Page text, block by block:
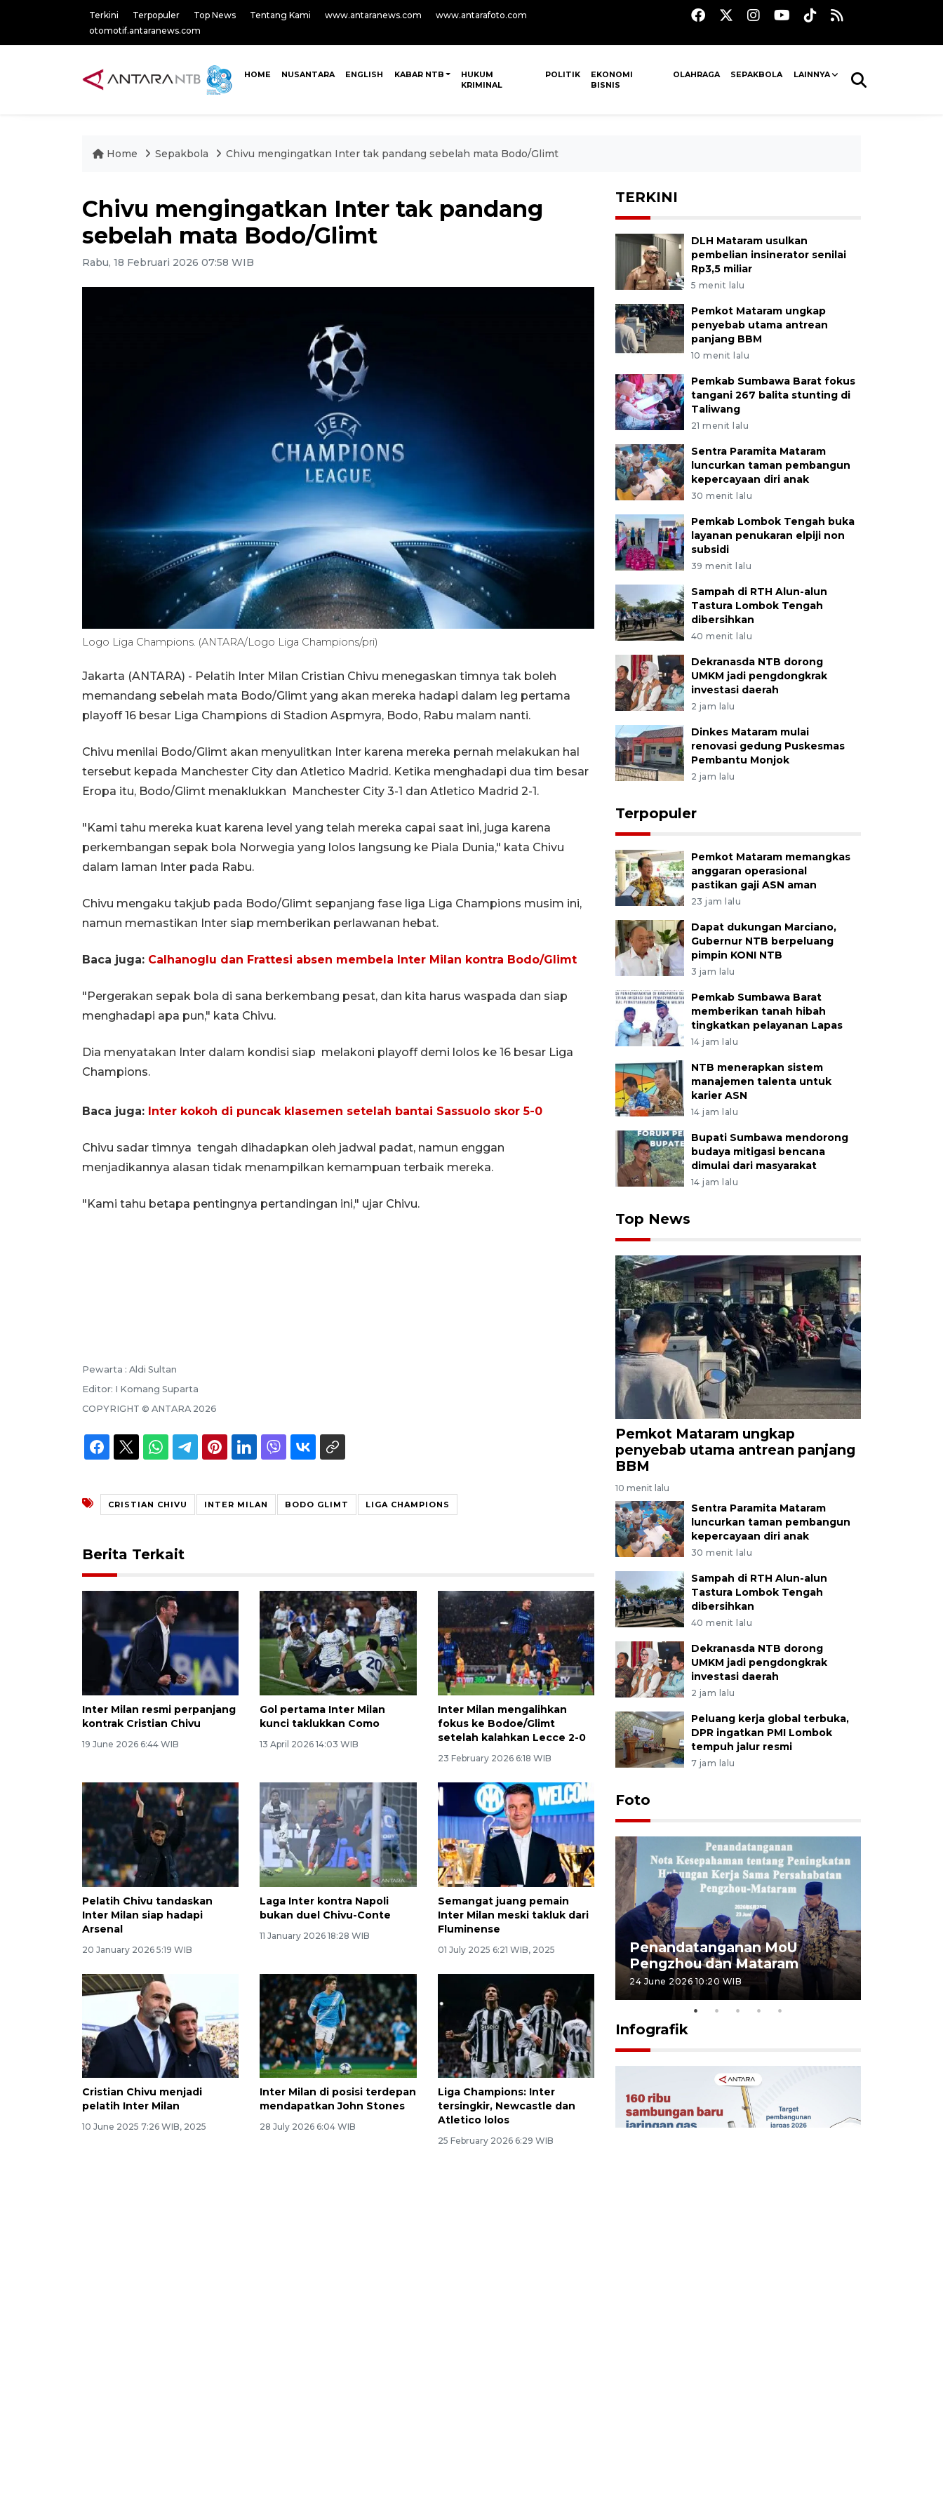
Terkini Terpopuler Top News Tentang Kami www.antaranews.com
www.antarafoto.com
otomotif.antaranews.com
HOME NUSANTARA ENGLISH KABAR NTB
HUKUM
KRIMINAL
POLITIK
EKONOMI
BISNIS
OLAHRAGA SEPAKBOLA LAINNYA
Home Sepakbola Chivu mengingatkan Inter tak pandang sebelah mata Bodo/Glimt
Chivu mengingatkan Inter tak pandang
sebelah mata Bodo/Glimt
Rabu, 18 Februari 2026 07:58 WIB
Logo Liga Champions. (ANTARA/Logo Liga Champions/pri)
Jakarta (ANTARA) - Pelatih Inter Milan Cristian Chivu menegaskan timnya tak boleh
memandang sebelah mata Bodo/Glimt yang akan mereka hadapi dalam leg pertama
playoff 16 besar Liga Champions di Stadion Aspmyra, Bodo, Rabu malam nanti.
Chivu menilai Bodo/Glimt akan menyulitkan Inter karena mereka pernah melakukan hal
tersebut kepada Manchester City dan Atletico Madrid. Ketika menghadapi dua tim besar
Eropa itu, Bodo/Glimt menaklukkan Manchester City 3-1 dan Atletico Madrid 2-1.
"Kami tahu mereka kuat karena level yang telah mereka capai saat ini, juga karena
perkembangan sepak bola Norwegia yang lolos langsung ke Piala Dunia," kata Chivu
dalam laman Inter pada Rabu.
Chivu mengaku takjub pada Bodo/Glimt sepanjang fase liga Liga Champions musim ini,
namun memastikan Inter siap memberikan perlawanan hebat.
Baca juga: Calhanoglu dan Frattesi absen membela Inter Milan kontra Bodo/Glimt
"Pergerakan sepak bola di sana berkembang pesat, dan kita harus waspada dan siap
menghadapi apa pun," kata Chivu.
Dia menyatakan Inter dalam kondisi siap melakoni playoff demi lolos ke 16 besar Liga
Champions.
Baca juga: Inter kokoh di puncak klasemen setelah bantai Sassuolo skor 5-0
Chivu sadar timnya tengah dihadapkan oleh jadwal padat, namun enggan
menjadikannya alasan tidak menampilkan kemampuan terbaik mereka.
"Kami tahu betapa pentingnya pertandingan ini," ujar Chivu.
Pewarta : Aldi Sultan
Editor: I Komang Suparta
COPYRIGHT © ANTARA 2026
CRISTIAN CHIVU INTER MILAN BODO GLIMT LIGA CHAMPIONS
Berita Terkait
Inter Milan resmi perpanjang
kontrak Cristian Chivu
19 June 2026 6:44 WIB
Gol pertama Inter Milan
kunci taklukkan Como
13 April 2026 14:03 WIB
Inter Milan mengalihkan
fokus ke Bodoe/Glimt
setelah kalahkan Lecce 2-0
23 February 2026 6:18 WIB
Pelatih Chivu tandaskan
Inter Milan siap hadapi
Arsenal
20 January 2026 5:19 WIB
Laga Inter kontra Napoli
bukan duel Chivu-Conte
11 January 2026 18:28 WIB
Semangat juang pemain
Inter Milan meski takluk dari
Fluminense
01 July 2025 6:21 WIB, 2025
Cristian Chivu menjadi
pelatih Inter Milan
10 June 2025 7:26 WIB, 2025
Inter Milan di posisi terdepan
mendapatkan John Stones
28 July 2026 6:04 WIB
Liga Champions: Inter
tersingkir, Newcastle dan
Atletico lolos
25 February 2026 6:29 WIB
TERKINI
DLH Mataram usulkan
pembelian insinerator senilai
Rp3,5 miliar
5 menit lalu
Pemkot Mataram ungkap
penyebab utama antrean
panjang BBM
10 menit lalu
Pemkab Sumbawa Barat fokus
tangani 267 balita stunting di
Taliwang
21 menit lalu
Sentra Paramita Mataram
luncurkan taman pembangun
kepercayaan diri anak
30 menit lalu
Pemkab Lombok Tengah buka
layanan penukaran elpiji non
subsidi
39 menit lalu
Sampah di RTH Alun-alun
Tastura Lombok Tengah
dibersihkan
40 menit lalu
Dekranasda NTB dorong
UMKM jadi pengdongkrak
investasi daerah
2 jam lalu
Dinkes Mataram mulai
renovasi gedung Puskesmas
Pembantu Monjok
2 jam lalu
Terpopuler
Pemkot Mataram memangkas
anggaran operasional
pastikan gaji ASN aman
23 jam lalu
Dapat dukungan Marciano,
Gubernur NTB berpeluang
pimpin KONI NTB
3 jam lalu
Pemkab Sumbawa Barat
memberikan tanah hibah
tingkatkan pelayanan Lapas
14 jam lalu
NTB menerapkan sistem
manajemen talenta untuk
karier ASN
14 jam lalu
Bupati Sumbawa mendorong
budaya mitigasi bencana
dimulai dari masyarakat
14 jam lalu
Top News
Pemkot Mataram ungkap
penyebab utama antrean panjang
BBM
10 menit lalu
Sentra Paramita Mataram
luncurkan taman pembangun
kepercayaan diri anak
30 menit lalu
Sampah di RTH Alun-alun
Tastura Lombok Tengah
dibersihkan
40 menit lalu
Dekranasda NTB dorong
UMKM jadi pengdongkrak
investasi daerah
2 jam lalu
Peluang kerja global terbuka,
DPR ingatkan PMI Lombok
tempuh jalur resmi
7 jam lalu
Foto
Sidang putusan terdakwa
10 March 2026 12:55 WIB
Penandatanganan MoU
Pengzhou dan Mataram
24 June 2026 10:20 WIB
Infografik